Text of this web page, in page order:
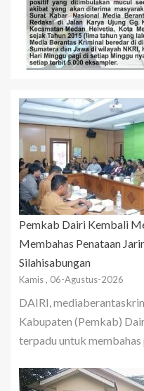
Pemkab Dairi Kembali
Membahas Penataan
Silahisabungan
Kamis , 06-Agustus-2026
DAIRI,
Kabupaten (Pemkab)
terpadu untuk membahas